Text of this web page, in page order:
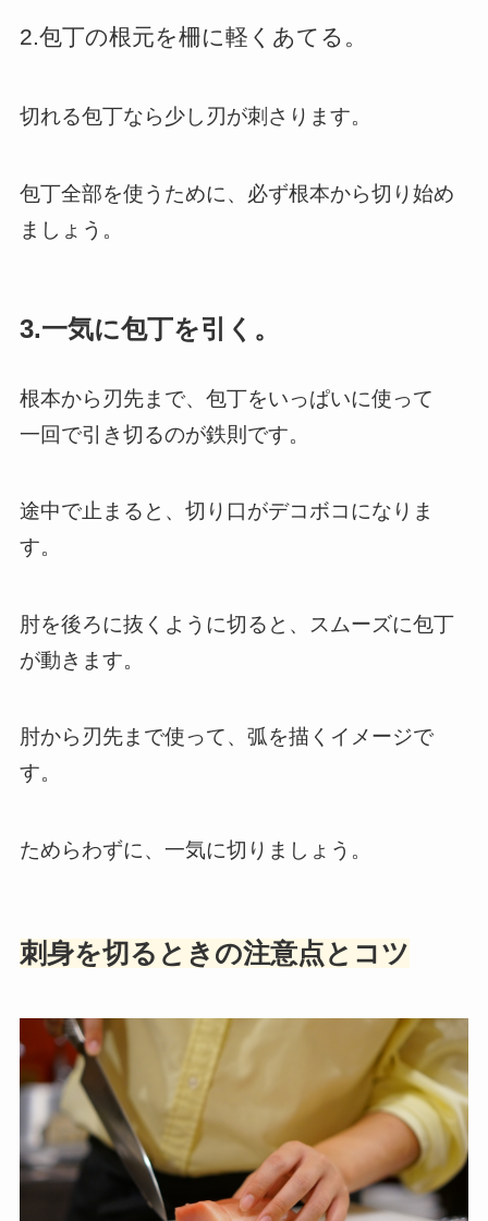
2.包丁の根元を柵に軽くあてる。
切れる包丁なら少し刃が刺さります。
包丁全部を使うために、必ず根本から切り始め
ましょう。
3.一気に包丁を引く。
根本から刃先まで、包丁をいっぱいに使って
一回で引き切るのが鉄則です。
途中で止まると、切り口がデコボコになりま
す。
肘を後ろに抜くように切ると、スムーズに包丁
が動きます。
肘から刃先まで使って、弧を描くイメージで
す。
ためらわずに、一気に切りましょう。
刺身を切るときの注意点とコツ